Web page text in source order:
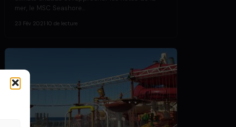
mer, le MSC Seashore…
23 Fév 2021 10 de lecture